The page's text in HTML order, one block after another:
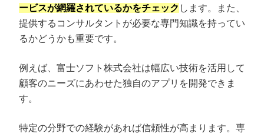
ービスが網羅されているかをチェック します。また、
提供するコンサルタントが必要な専門知識を持ってい
るかどうかも重要です。
例えば、富士ソフト株式会社は幅広い技術を活用して
顧客のニーズにあわせた独自のアプリを開発できま
す。
特定の分野での経験があれば信頼性が高まります。専